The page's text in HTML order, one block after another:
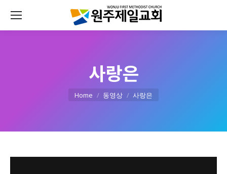
사랑은
Home 동영상 사랑은